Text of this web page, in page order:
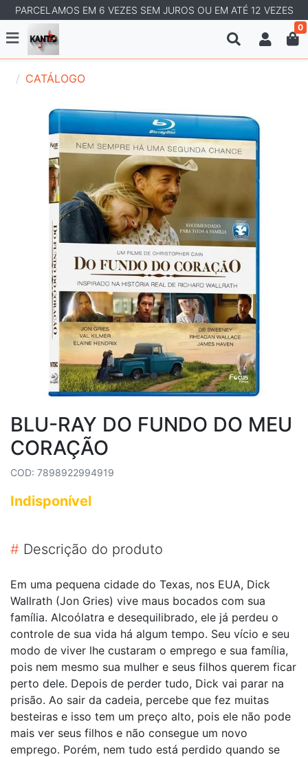
PARCELAMOS EM 6 VEZES SEM JUROS OU EM ATÉ 12 VEZES
0
CATÁLOGO
BLU-RAY DO FUNDO DO MEU
CORAÇÃO
COD: 7898922994919
Indisponível
# Descrição do produto
Em uma pequena cidade do Texas, nos EUA, Dick
Wallrath (Jon Gries) vive maus bocados com sua
família. Alcoólatra e desequilibrado, ele já perdeu o
controle de sua vida há algum tempo. Seu vício e seu
modo de viver lhe custaram o emprego e sua família,
pois nem mesmo sua mulher e seus filhos querem ficar
perto dele. Depois de perder tudo, Dick vai parar na
prisão. Ao sair da cadeia, percebe que fez muitas
besteiras e isso tem um preço alto, pois ele não pode
mais ver seus filhos e não consegue um novo
emprego. Porém, nem tudo está perdido quando se